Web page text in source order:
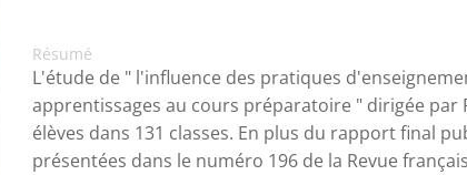
Résumé
L'étude de " l'influence des pratiques
apprentissages au cours préparatoire " dirigée par
élèves dans 131 classes. En plus du rapport final
présentées dans le numéro 196 de la Revue